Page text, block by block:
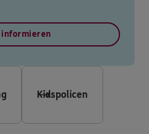
Kidspolicen